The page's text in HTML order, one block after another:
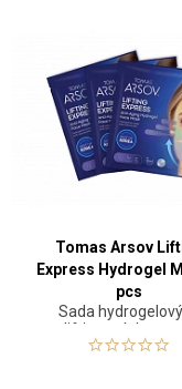
Tomas Arsov
Express Hydrogel
pcs
Sada
liftingových